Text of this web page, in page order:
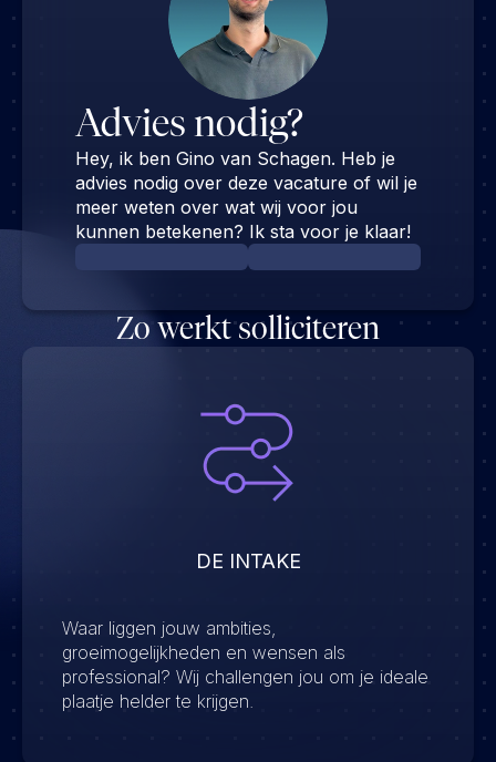
Advies nodig?
Hey, ik ben Gino van Schagen. Heb je
advies nodig over deze vacature of wil je
meer weten over wat wij voor jou
kunnen betekenen? Ik sta voor je klaar!
Zo werkt solliciteren
DE INTAKE
Waar liggen jouw ambities,
groeimogelijkheden en wensen als
professional? Wij challengen jou om je ideale
plaatje helder te krijgen.